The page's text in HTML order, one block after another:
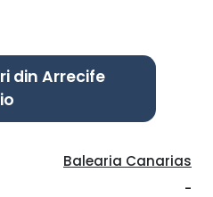
din Arrecife
Balearia Canarias
-